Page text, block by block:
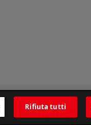
Rifiuta tutti